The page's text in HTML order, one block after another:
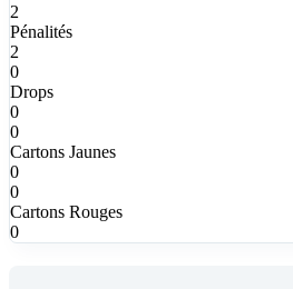
2
Pénalités
2
0
Drops
0
0
Cartons Jaunes
0
0
Cartons Rouges
0